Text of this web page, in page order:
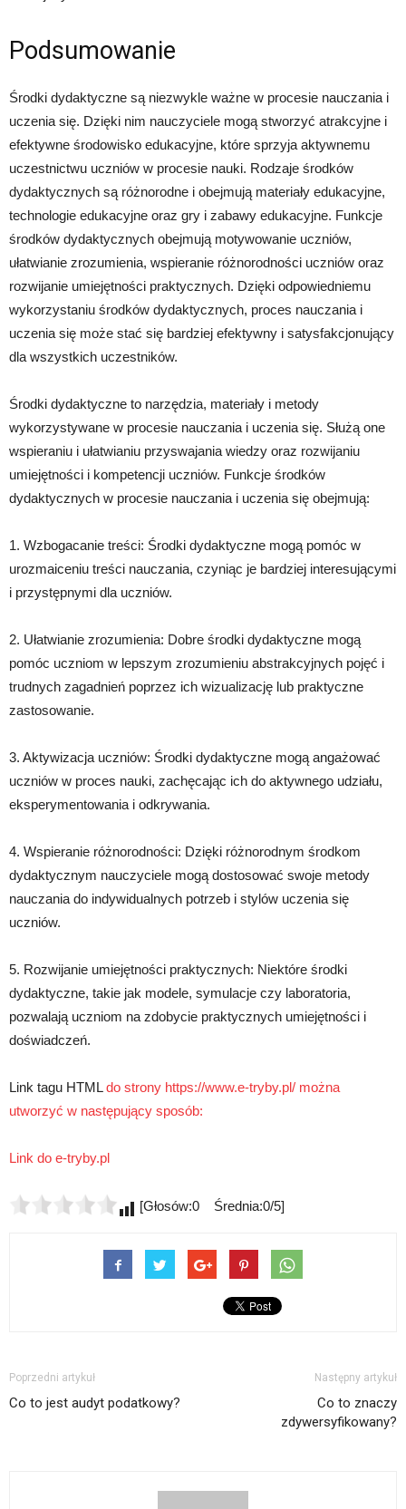
Podsumowanie
Środki dydaktyczne są niezwykle ważne w procesie nauczania i
uczenia się. Dzięki nim nauczyciele mogą stworzyć atrakcyjne i
efektywne środowisko edukacyjne, które sprzyja aktywnemu
uczestnictwu uczniów w procesie nauki. Rodzaje środków
dydaktycznych są różnorodne i obejmują materiały edukacyjne,
technologie edukacyjne oraz gry i zabawy edukacyjne. Funkcje
środków dydaktycznych obejmują motywowanie uczniów,
ułatwianie zrozumienia, wspieranie różnorodności uczniów oraz
rozwijanie umiejętności praktycznych. Dzięki odpowiedniemu
wykorzystaniu środków dydaktycznych, proces nauczania i
uczenia się może stać się bardziej efektywny i satysfakcjonujący
dla wszystkich uczestników.
Środki dydaktyczne to narzędzia, materiały i metody
wykorzystywane w procesie nauczania i uczenia się. Służą one
wspieraniu i ułatwianiu przyswajania wiedzy oraz rozwijaniu
umiejętności i kompetencji uczniów. Funkcje środków
dydaktycznych w procesie nauczania i uczenia się obejmują:
1. Wzbogacanie treści: Środki dydaktyczne mogą pomóc w
urozmaiceniu treści nauczania, czyniąc je bardziej interesującymi
i przystępnymi dla uczniów.
2. Ułatwianie zrozumienia: Dobre środki dydaktyczne mogą
pomóc uczniom w lepszym zrozumieniu abstrakcyjnych pojęć i
trudnych zagadnień poprzez ich wizualizację lub praktyczne
zastosowanie.
3. Aktywizacja uczniów: Środki dydaktyczne mogą angażować
uczniów w proces nauki, zachęcając ich do aktywnego udziału,
eksperymentowania i odkrywania.
4. Wspieranie różnorodności: Dzięki różnorodnym środkom
dydaktycznym nauczyciele mogą dostosować swoje metody
nauczania do indywidualnych potrzeb i stylów uczenia się
uczniów.
5. Rozwijanie umiejętności praktycznych: Niektóre środki
dydaktyczne, takie jak modele, symulacje czy laboratoria,
pozwalają uczniom na zdobycie praktycznych umiejętności i
doświadczeń.
Link tagu HTMLdo strony https://www.e-tryby.pl/ można
utworzyć w następujący sposób:
Link do e-tryby.pl
[Głosów:0 Średnia:0/5]
Poprzedni artykuł
Co to jest audyt podatkowy?
Następny artykuł
Co to znaczy
zdywersyfikowany?